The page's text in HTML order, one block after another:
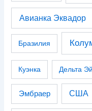
Авианка Эквадор
Бразилия
Куэнка Дельта
Эмбраер США